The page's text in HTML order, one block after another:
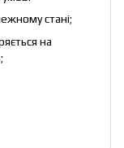
стані;
на